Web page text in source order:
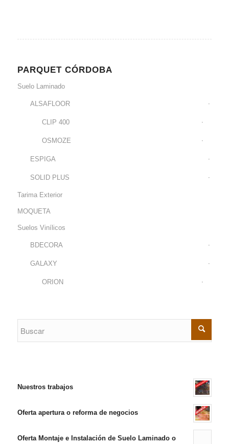
PARQUET CÓRDOBA
Suelo Laminado
ALSAFLOOR
CLIP 400
OSMOZE
ESPIGA
SOLID PLUS
Tarima Exterior
MOQUETA
Suelos Vinílicos
BDECORA
GALAXY
ORION
Nuestros trabajos
Oferta apertura o reforma de negocios
Oferta Montaje e Instalación de Suelo Laminado o